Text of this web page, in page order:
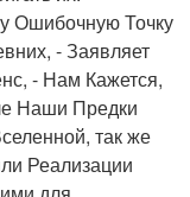
Ошибочную Точку
- Заявляет
- Нам Кажется,
Наши Предки
так же
Реализации